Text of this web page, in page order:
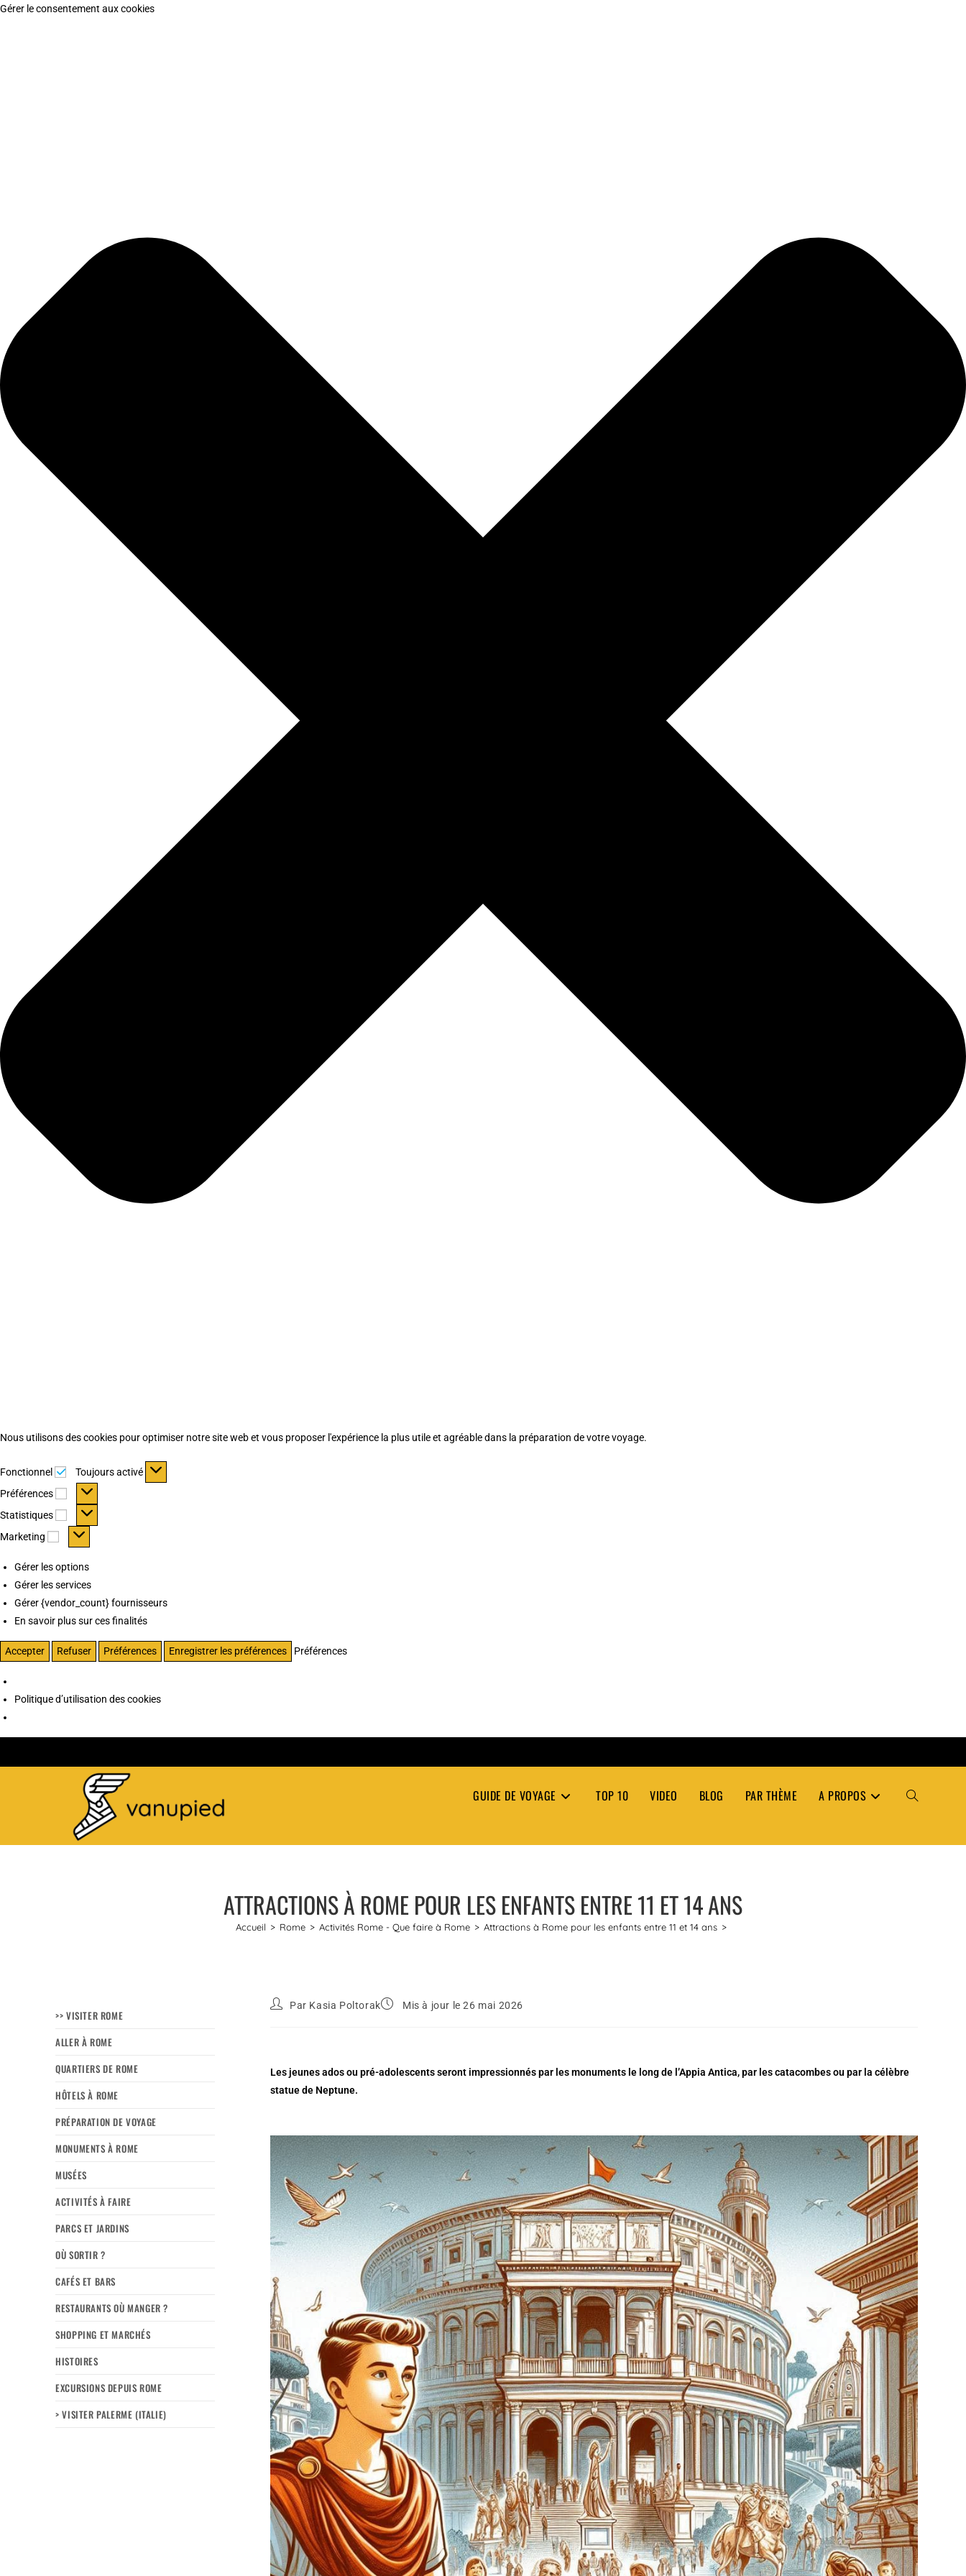
Gérer le consentement aux cookies
Nous utilisons des cookies pour optimiser notre site web et vous proposer l'expérience la plus utile et agréable dans la préparation de votre voyage.
Fonctionnel Fonctionnel
Toujours activé
Préférences
Préférences
Statistiques Statistiques
Marketing Marketing
Gérer les options
Gérer les services
Gérer {vendor_count} fournisseurs
En savoir plus sur ces finalités
Accepter Refuser Préférences Enregistrer les préférences Préférences
Politique d’utilisation des cookies
GUIDE DE VOYAGE TOP 10 VIDEO BLOG PAR THÈME A PROPOS TOGGLE
ATTRACTIONS À ROME POUR LES ENFANTS ENTRE 11 ET 14 ANS
Accueil > Rome > Activités Rome - Que faire à Rome > Attractions à Rome pour les enfants entre 11 et 14 ans >
>> VISITER ROME
ALLER À ROME
QUARTIERS DE ROME
HÔTELS À ROME
PRÉPARATION DE VOYAGE
MONUMENTS À ROME
MUSÉES
ACTIVITÉS À FAIRE
PARCS ET JARDINS
OÙ SORTIR ?
CAFÉS ET BARS
RESTAURANTS OÙ MANGER ?
SHOPPING ET MARCHÉS
HISTOIRES
EXCURSIONS DEPUIS ROME
> VISITER PALERME (ITALIE)
Par Kasia Poltorak Mis à jour le 26 mai 2026
Les jeunes ados ou pré-adolescents seront impressionnés par les monuments le long de l’Appia Antica, par les catacombes ou par la célèbre
statue de Neptune.